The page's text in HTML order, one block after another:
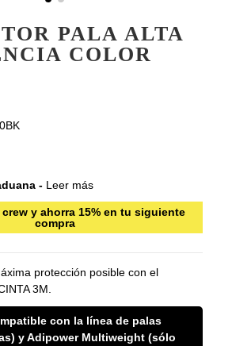
PALA ALTA
COLOR
- Leer más
y ahorra 15% en tu siguiente
compra
protección posible con el
3M.
con la línea de palas
y Adipower Multiweight (sólo